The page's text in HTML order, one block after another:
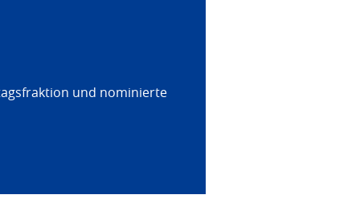
und nominierte